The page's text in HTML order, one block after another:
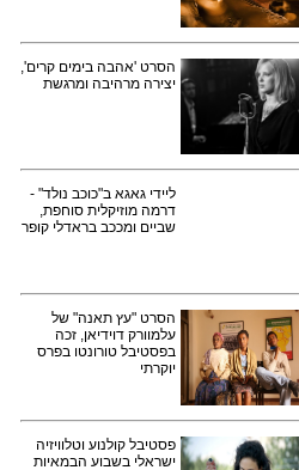
הסרט 'אהבה בימים קרים',
יצירה מרהיבה ומרגשת
ליידי גאגא ב"כוכב נולד" -
דרמה מוזיקלית סוחפת,
שביים ומככב בראדלי קופר
הסרט "עץ תאנה" של
עלמוורק דוידיאן, זכה
בפסטיבל טורונטו בפרס
יוקרתי
פסטיבל קולנוע וטלוויזיה
ישראלי בשבוע הבמאיות